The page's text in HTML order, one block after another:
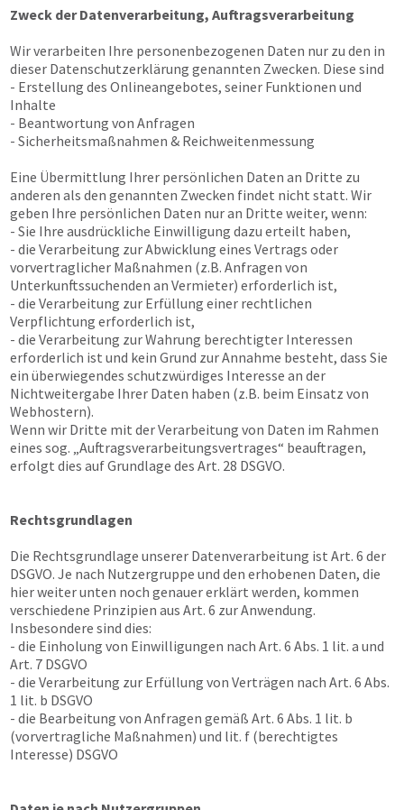
Zweck der Datenverarbeitung, Auftragsverarbeitung
Wir verarbeiten Ihre personenbezogenen Daten nur zu den in
dieser Datenschutzerklärung genannten Zwecken. Diese sind
- Erstellung des Onlineangebotes, seiner Funktionen und
Inhalte
- Beantwortung von Anfragen
- Sicherheitsmaßnahmen & Reichweitenmessung
Eine Übermittlung Ihrer persönlichen Daten an Dritte zu
anderen als den genannten Zwecken findet nicht statt. Wir
geben Ihre persönlichen Daten nur an Dritte weiter, wenn:
- Sie Ihre ausdrückliche Einwilligung dazu erteilt haben,
- die Verarbeitung zur Abwicklung eines Vertrags oder
vorvertraglicher Maßnahmen (z.B. Anfragen von
Unterkunftssuchenden an Vermieter) erforderlich ist,
- die Verarbeitung zur Erfüllung einer rechtlichen
Verpflichtung erforderlich ist,
- die Verarbeitung zur Wahrung berechtigter Interessen
erforderlich ist und kein Grund zur Annahme besteht, dass Sie
ein überwiegendes schutzwürdiges Interesse an der
Nichtweitergabe Ihrer Daten haben (z.B. beim Einsatz von
Webhostern).
Wenn wir Dritte mit der Verarbeitung von Daten im Rahmen
eines sog. „Auftragsverarbeitungsvertrages“ beauftragen,
erfolgt dies auf Grundlage des Art. 28 DSGVO.
Rechtsgrundlagen
Die Rechtsgrundlage unserer Datenverarbeitung ist Art. 6 der
DSGVO. Je nach Nutzergruppe und den erhobenen Daten, die
hier weiter unten noch genauer erklärt werden, kommen
verschiedene Prinzipien aus Art. 6 zur Anwendung.
Insbesondere sind dies:
- die Einholung von Einwilligungen nach Art. 6 Abs. 1 lit. a und
Art. 7 DSGVO
- die Verarbeitung zur Erfüllung von Verträgen nach Art. 6 Abs.
1 lit. b DSGVO
- die Bearbeitung von Anfragen gemäß Art. 6 Abs. 1 lit. b
(vorvertragliche Maßnahmen) und lit. f (berechtigtes
Interesse) DSGVO